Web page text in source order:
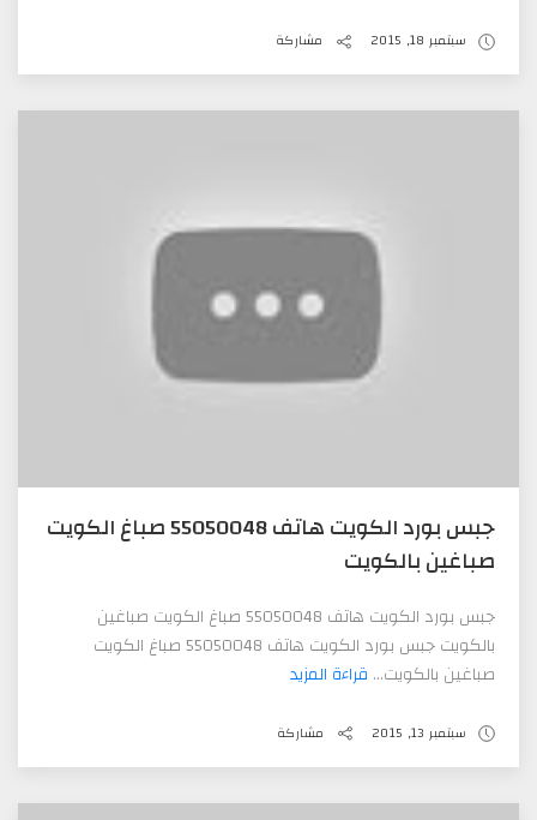
سبتمبر 18, 2015 مشاركة
جبس بورد الكويت هاتف 55050048 صباغ الكويت
صباغين بالكويت
جبس بورد الكويت هاتف 55050048 صباغ الكويت صباغين
بالكويت جبس بورد الكويت هاتف 55050048 صباغ الكويت
صباغين بالكويت... قراءة المزيد
سبتمبر 13, 2015 مشاركة